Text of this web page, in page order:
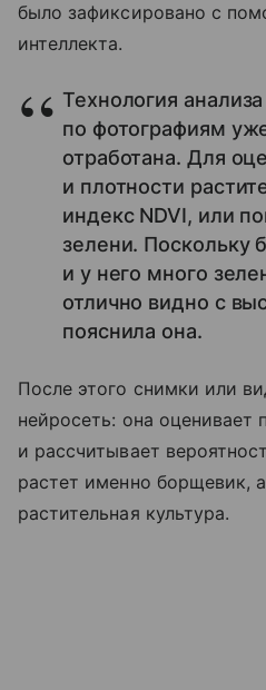
было зафиксировано с
интеллекта.
Технология
по фотографиям
отработана. Для
и плотности
индекс NDVI, или
зелени. Поскольку
и у него много
отлично видно с
пояснила она.
После этого снимки или
нейросеть: она оценивает
и рассчитывает
растет именно борщевик,
растительная культура.